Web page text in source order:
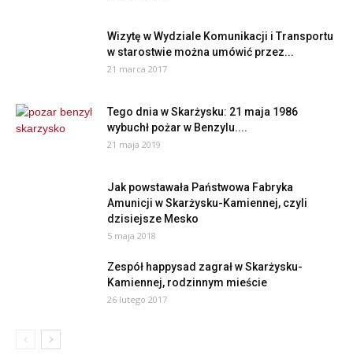
Wizytę w Wydziale Komunikacji i Transportu
w starostwie można umówić przez...
21 marca 2017
Tego dnia w Skarżysku: 21 maja 1986
wybuchł pożar w Benzylu....
21 maja 2019
Jak powstawała Państwowa Fabryka
Amunicji w Skarżysku-Kamiennej, czyli
dzisiejsze Mesko
5 maja 2018
Zespół happysad zagrał w Skarżysku-
Kamiennej, rodzinnym mieście
26 lutego 2017